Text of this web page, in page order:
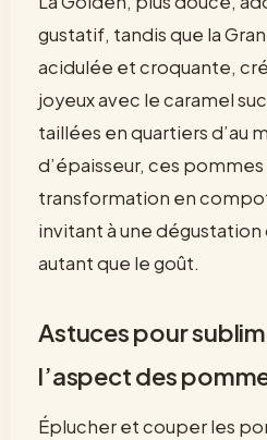
gustatif, tandis que la
acidulée et croquante,
joyeux avec le caramel
taillées en quartiers d’au
d’épaisseur, ces
transformation en
invitant à une
autant que le goût.
Astuces pour
l’aspect des
Éplucher et couper les